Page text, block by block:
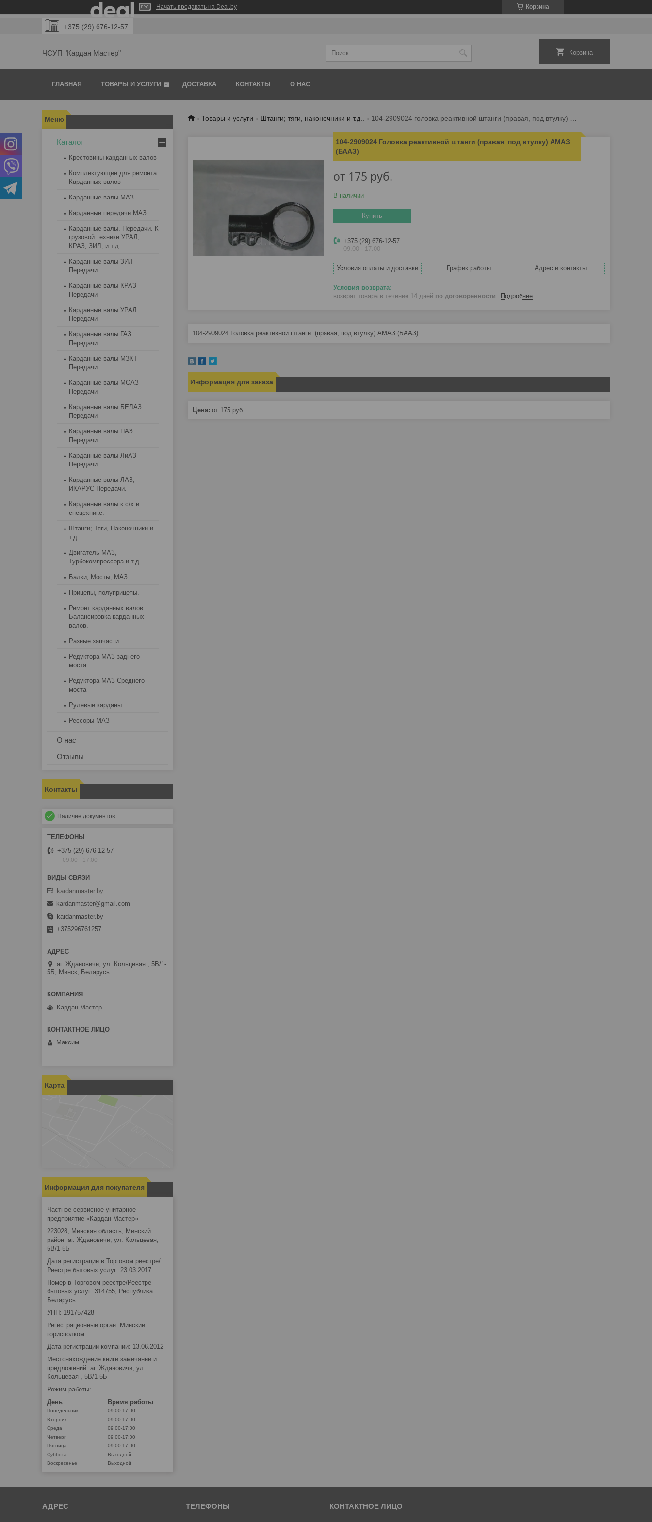
Начать продавать на Deal.by Корзина
+375 (29) 676-12-57
ЧСУП "Кардан Мастер" Корзина
ГЛАВНАЯ ТОВАРЫ И УСЛУГИ ДОСТАВКА КОНТАКТЫ О НАС
Товары и услуги Штанги; тяги, наконечники и т.д.. 104-2909024 головка реактивной штанги (правая, под втулку) амаз (бааз)
104-2909024 Головка реактивной штанги (правая, под втулку) АМАЗ
(БААЗ)
от 175 руб.
В наличии
Купить
+375 (29) 676-12-57
09:00 - 17:00
Условия оплаты и доставки График работы Адрес и контакты
возврат товара в течение 14 дней по договоренности Подробнее
104-2909024 Головка реактивной штанги (правая, под втулку) АМАЗ (БААЗ)
Информация для заказа
Цена: от 175 руб.
Каталог
Крестовины карданных валов
Комплектующие для ремонта
Карданных валов
Карданные валы МАЗ
Карданные передачи МАЗ
Карданные валы. Передачи. К
грузовой технике УРАЛ,
КРАЗ, ЗИЛ, и т.д.
Карданные валы ЗИЛ
Передачи
Карданные валы КРАЗ
Передачи
Карданные валы УРАЛ
Передачи
Карданные валы ГАЗ
Передачи.
Карданные валы МЗКТ
Передачи
Карданные валы МОАЗ
Передачи
Карданные валы БЕЛАЗ
Передачи
Карданные валы ПАЗ
Передачи
Карданные валы ЛиАЗ
Передачи
Карданные валы ЛАЗ,
ИКАРУС Передачи.
Карданные валы к с/х и
спецехнике.
Штанги; Тяги, Наконечники и
т.д..
Двигатель МАЗ,
Турбокомпрессора и т.д.
Балки, Мосты, МАЗ
Прицепы, полуприцепы.
Ремонт карданных валов.
Балансировка карданных
валов.
Разные запчасти
Редуктора МАЗ заднего
моста
Редуктора МАЗ Среднего
моста
Рулевые карданы
Рессоры МАЗ
О нас
Отзывы
Контакты
Наличие документов
+375 (29) 676-12-57
09:00 - 17:00
kardanmaster.by
kardanmaster@gmail.com
kardanmaster.by
+375296761257
аг. Ждановичи, ул. Кольцевая , 5В/1-
5Б, Минск, Беларусь
Кардан Мастер
Максим
Карта
Информация для покупателя
Частное сервисное унитарное
предприятие «Кардан Мастер»
223028, Минская область, Минский
район, аг. Ждановичи, ул. Кольцевая,
5В/1-5Б
Дата регистрации в Торговом реестре/
Реестре бытовых услуг: 23.03.2017
Номер в Торговом реестре/Реестре
бытовых услуг: 314755, Республика
Беларусь
УНП: 191757428
Регистрационный орган: Минский
горисполком
Дата регистрации компании: 13.06.2012
Местонахождение книги замечаний и
предложений: аг. Ждановичи, ул.
Кольцевая , 5В/1-5Б
Режим работы:
День
Время работы
Понедельник
09:00-17:00
Вторник
09:00-17:00
Среда
09:00-17:00
Четверг
09:00-17:00
Пятница
09:00-17:00
Суббота
Выходной
Воскресенье
Выходной